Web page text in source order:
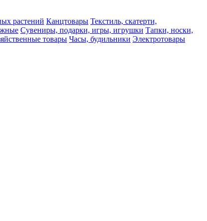
растений Канцтовары Текстиль, скатерти,
Сувениры, подарки, игры, игрушки Тапки, носки,
товары Часы, будильники Электротовары